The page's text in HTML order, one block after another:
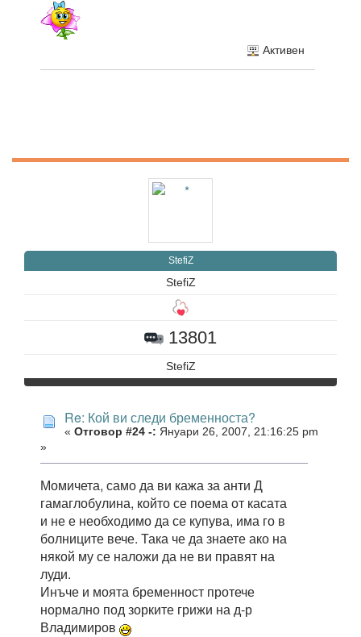
Активен
StefiZ
StefiZ
13801
StefiZ
Re: Кой ви следи бременноста?
« Отговор #24 -: Януари 26, 2007, 21:16:25 pm
»
Момичета, само да ви кажа за анти Д
гамаглобулина, който се поема от касата
и не е необходимо да се купува, има го в
болниците вече. Така че да знаете ако на
някой му се наложи да не ви правят на
луди.
Инъче и моята бременност протече
нормално под зорките грижи на д-р
Владимиров